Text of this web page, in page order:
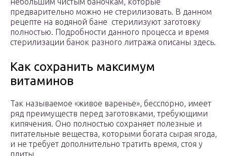
предварительно можно не стерилизовать. В данном
рецепте на водяной бане стерилизуют заготовку
полностью. Подробности данного процесса и время
стерилизации банок разного литража описаны здесь.
Как сохранить максимум
витаминов
Так называемое «живое варенье», бесспорно, имеет
ряд преимуществ перед заготовками, требующими
кипячения. Оно полностью сохраняет полезные и
питательные вещества, которыми богата сырая ягода,
и не требует дополнительно тратить время, стоя у
плиты.